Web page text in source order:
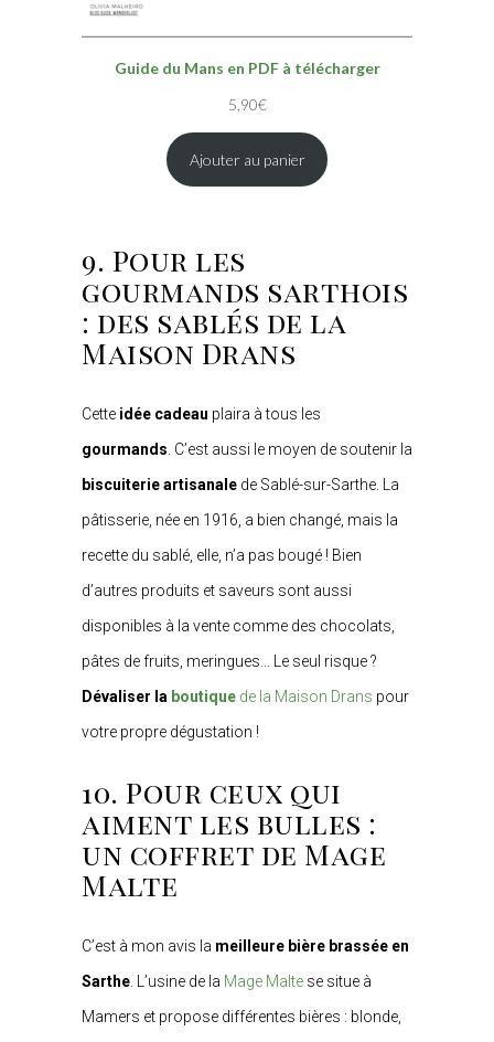
Guide du Mans en PDF à télécharger
5,90€
Ajouter au panier
9. Pour les
gourmands sarthois
: des sablés de la
Maison Drans
Cette idée cadeau plaira à tous les
gourmands . C’est aussi le moyen de soutenir la
biscuiterie artisanale de Sablé-sur-Sarthe. La
pâtisserie, née en 1916, a bien changé, mais la
recette du sablé, elle, n’a pas bougé ! Bien
d’autres produits et saveurs sont aussi
disponibles à la vente comme des chocolats,
pâtes de fruits, meringues… Le seul risque ?
Dévaliser la boutique de la Maison Drans pour
votre propre dégustation !
10. Pour ceux qui
aiment les bulles :
un coffret de Mage
Malte
C’est à mon avis la meilleure bière brassée en
Sarthe . L’usine de la Mage Malte se situe à
Mamers et propose différentes bières : blonde,